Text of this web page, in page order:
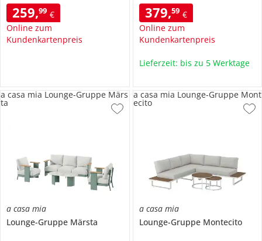
259,99 €
Online zum
Kundenkartenpreis
379,59 €
Online zum
Kundenkartenpreis
Lieferzeit: bis zu 5 Werktage
a casa mia
Lounge-Gruppe Märsta
a casa mia Lounge-Gruppe Märs
ta
a casa mia
Lounge-Gruppe Montecito
a casa mia Lounge-Gruppe Mont
ecito